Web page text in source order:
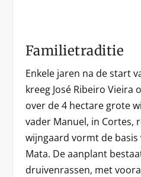
Familietraditie
Enkele jaren na de start
kreeg José Ribeiro Vieira
over de 4 hectare grote
vader Manuel, in Cortes,
wijngaard vormt de
Mata. De aanplant
druivenrassen, met